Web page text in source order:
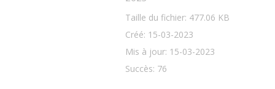
Taille du fichier: 477.06 KB
Créé: 15-03-2023
Mis à jour: 15-03-2023
Succès: 76